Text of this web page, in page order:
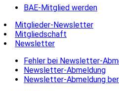
BAE-Mitglied werden
Mitglieder-Newsletter
Mitgliedschaft
Newsletter
Fehler bei Newsletter-
Newsletter-Abmeldung
Newsletter-Abmeldung